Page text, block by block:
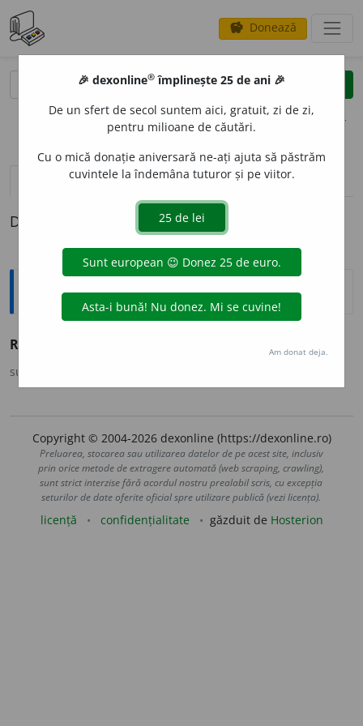
savings Donează
clear
opțiuni
definiții (1) pronunțievolume_up (50)
Definiția cu ID-ul 72366:
Antonime
Rece
sursa:
Copyright © 2004-2026 dexonline (https://dexonline.ro)
Preluarea, stocarea sau utilizarea datelor de pe acest site, inclusiv
prin orice metode de extragere automată (web scraping, crawling),
sunt strict interzise fără acordul nostru prealabil scris, cu excepția
seturilor de date oferite oficial spre utilizare publică (vezi licența).
licență confidențialitate găzduit de Hosterion
🎉 dexonline® împlinește 25 de ani 🎉
De un sfert de secol suntem aici, gratuit, zi de zi,
pentru milioane de căutări.
Cu o mică donație aniversară ne-ați ajuta să păstrăm
cuvintele la îndemâna tuturor și pe viitor.
Am donat deja.